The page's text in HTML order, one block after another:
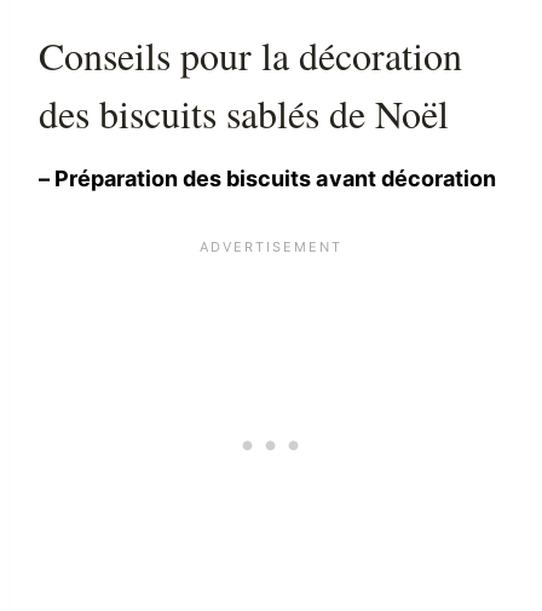
Conseils pour la décoration
des biscuits sablés de Noël
– Préparation des biscuits avant décoration